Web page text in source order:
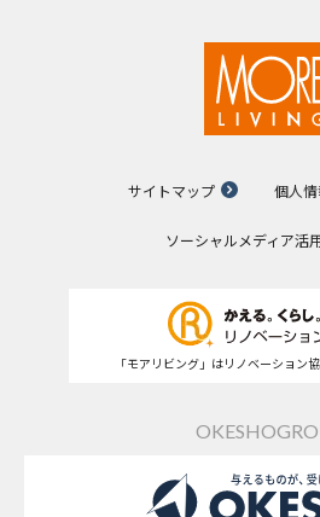
サイトマップ 個人
ソーシャルメディア活
「モアリビング」はリノベーション